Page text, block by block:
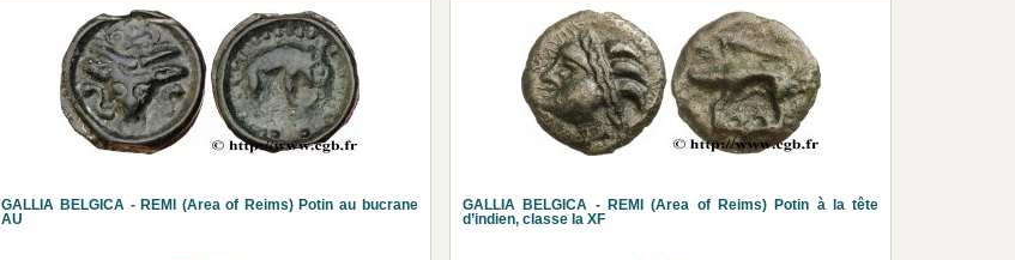
GALLIA BELGICA - REMI (Area of Reims) Potin au bucrane
AU
GALLIA BELGICA - REMI (Area of Reims) Potin à la tête
d’indien, classe Ia XF